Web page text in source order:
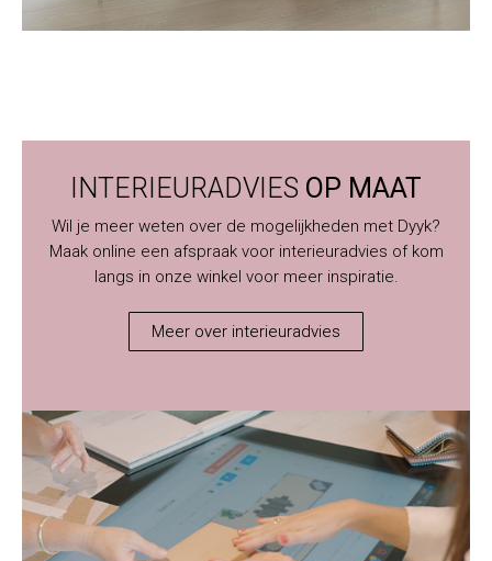
INTERIEURADVIES OP MAAT
Wil je meer weten over de mogelijkheden met Dyyk?
Maak online een afspraak voor interieuradvies of kom
langs in onze winkel voor meer inspiratie.
Meer over interieuradvies